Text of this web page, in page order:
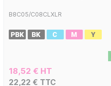
B8C05/C08CLXLR
18,52 € HT
22,22 € TTC